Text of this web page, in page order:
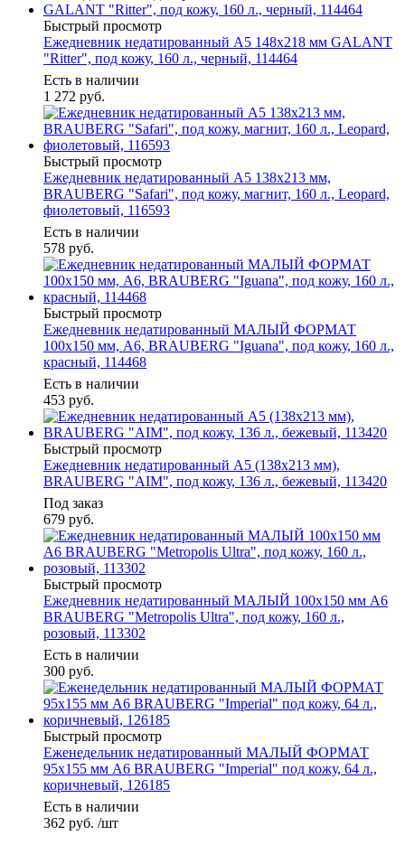
Быстрый просмотр
Ежедневник недатированный А5 148х218 мм GALANT
"Ritter", под кожу, 160 л., черный, 114464
Есть в наличии
1 272 руб.
Быстрый просмотр
Ежедневник недатированный А5 138х213 мм,
BRAUBERG "Safari", под кожу, магнит, 160 л., Leopard,
фиолетовый, 116593
Есть в наличии
578 руб.
Быстрый просмотр
Ежедневник недатированный МАЛЫЙ ФОРМАТ
100x150 мм, А6, BRAUBERG "Iguana", под кожу, 160 л.,
красный, 114468
Есть в наличии
453 руб.
Быстрый просмотр
Ежедневник недатированный А5 (138х213 мм),
BRAUBERG "AIM", под кожу, 136 л., бежевый, 113420
Под заказ
679 руб.
Быстрый просмотр
Ежедневник недатированный МАЛЫЙ 100х150 мм А6
BRAUBERG "Metropolis Ultra", под кожу, 160 л.,
розовый, 113302
Есть в наличии
300 руб.
Быстрый просмотр
Еженедельник недатированный МАЛЫЙ ФОРМАТ
95х155 мм А6 BRAUBERG "Imperial" под кожу, 64 л.,
коричневый, 126185
Есть в наличии
362 руб. /шт